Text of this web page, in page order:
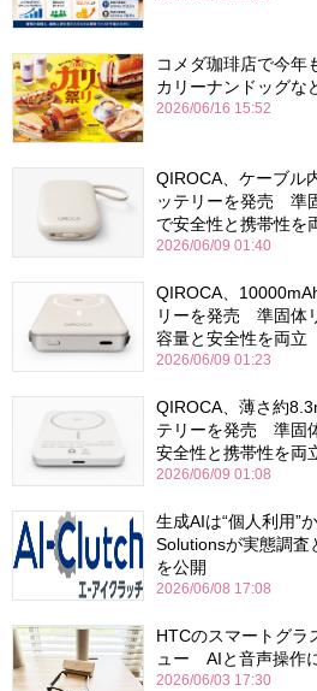
コメダ珈琲店で今
カリーナンドッグな
2026/06/16 15:52
QIROCA、ケーブル
ッテリーを発売 準
で安全性と携帯性を
2026/06/09 01:40
QIROCA、
リーを発売 準固体
容量と安全性を両立
2026/06/09 01:23
QIROCA、薄さ約
テリーを発売 準固
安全性と携帯性を両
2026/06/09 01:08
生成AIは“個人利用”
Solutionsが実態調査
を公開
2026/06/08 17:08
HTCのスマートグラ
ュー AIと音声操作
2026/06/03 17:30